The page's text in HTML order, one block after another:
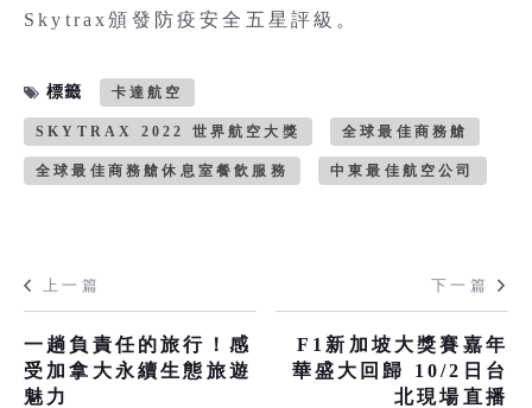
Skytrax頒發防疫安全五星評級。
標籤 卡達航空
SKYTRAX 2022 世界航空大獎 全球最佳商務艙
全球最佳商務艙休息室餐飲服務 中東最佳航空公司
上一篇
一趟負責任的旅行！感
受加拿大永續生態旅遊
魅力
下一篇
F1新加坡大獎賽嘉年
華盛大回歸 10/2日台
北現場直播